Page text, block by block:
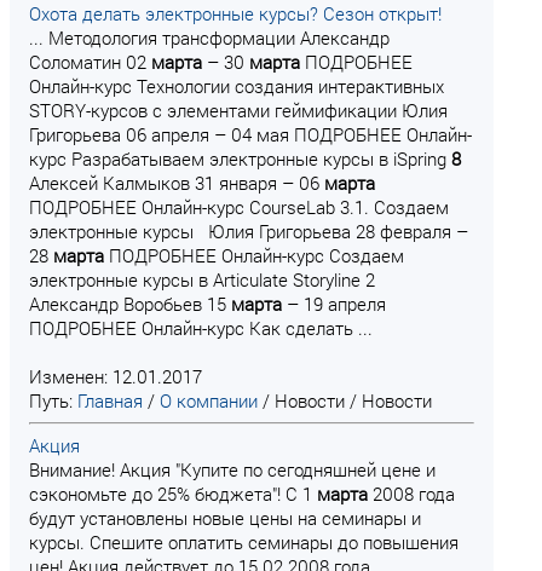
Охота делать электронные курсы? Сезон открыт!
... Методология трансформации Александр
Соломатин 02 марта – 30 марта ПОДРОБНЕЕ
Онлайн-курс Технологии создания интерактивных
STORY-курсов с элементами геймификации Юлия
Григорьева 06 апреля – 04 мая ПОДРОБНЕЕ Онлайн-
курс Разрабатываем электронные курсы в iSpring 8
Алексей Калмыков 31 января – 06 марта
ПОДРОБНЕЕ Онлайн-курс CourseLab 3.1. Создаем
электронные курсы Юлия Григорьева 28 февраля –
28 марта ПОДРОБНЕЕ Онлайн-курс Создаем
электронные курсы в Articulate Storyline 2
Александр Воробьев 15 марта – 19 апреля
ПОДРОБНЕЕ Онлайн-курс Как сделать ...
Изменен: 12.01.2017
Путь: Главная / О компании / Новости / Новости
Акция
Внимание! Акция "Купите по сегодняшней цене и
сэкономьте до 25% бюджета"! C 1 марта 2008 года
будут установлены новые цены на семинары и
курсы. Спешите оплатить семинары до повышения
цен! Акция действует до 15.02.2008 года